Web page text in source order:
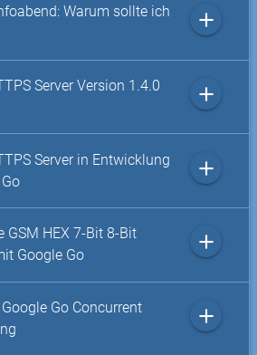
Warum sollte ich
add
Server Version 1.4.0
add
Server in Entwicklung
add
GSM HEX 7-Bit 8-Bit
Google Go
add
Go Concurrent
add